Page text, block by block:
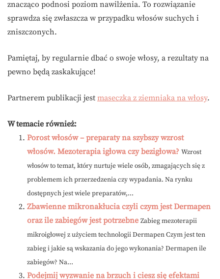
znacząco podnosi poziom nawilżenia. To rozwiązanie
sprawdza się zwłaszcza w przypadku włosów suchych i
zniszczonych.
Pamiętaj, by regularnie dbać o swoje włosy, a rezultaty na
pewno będą zaskakujące!
Partnerem publikacji jest maseczka z ziemniaka na włosy.
W temacie również:
Porost włosów – preparaty na szybszy wzrost
włosów. Mezoterapia igłowa czy bezigłowa? Wzrost
włosów to temat, który nurtuje wiele osób, zmagających się z
problemem ich przerzedzenia czy wypadania. Na rynku
dostępnych jest wiele preparatów,...
Zbawienne mikronakłucia czyli czym jest Dermapen
oraz ile zabiegów jest potrzebne Zabieg mezoterapii
mikroigłowej z użyciem technologii Dermapen Czym jest ten
zabieg i jakie są wskazania do jego wykonania? Dermapen ile
zabiegów? Na...
Podejmij wyzwanie na brzuch i ciesz się efektami